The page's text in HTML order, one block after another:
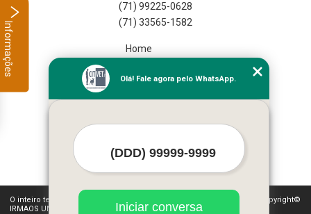
(71) 99225-0628
(71) 33565-1582
Home
Missão
Serviços
O inteiro teor deste site está sujeito à proteção de direitos autorais. Copyright©
IRMAOS UNGAR LTDA (Lei 9610 de 19/02/1998)
Olá! Fale agora pelo WhatsApp.
Iniciar conversa
Informações